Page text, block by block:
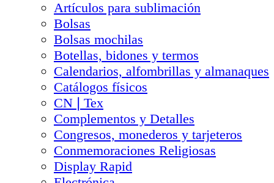
Artículos para sublimación
Bolsas
Bolsas mochilas
Botellas, bidones y termos
Calendarios, alfombrillas y almanaques
Catálogos físicos
CN❘Tex
Complementos y Detalles
Congresos, monederos y tarjeteros
Conmemoraciones Religiosas
Display Rapid